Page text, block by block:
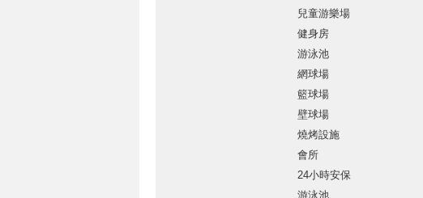
兒童游樂場
健身房
游泳池
網球場
籃球場
壁球場
燒烤設施
會所
24小時安保
游泳池